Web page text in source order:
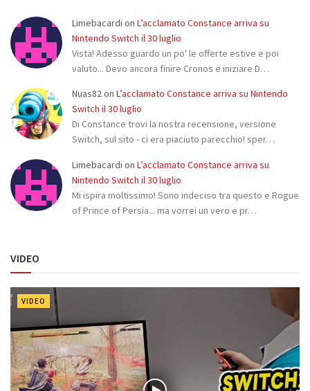
Limebacardi on L’acclamato Constance arriva su
Nintendo Switch il 30 luglio
Vista! Adesso guardo un po' le offerte estive e poi
valuto... Devo ancora finire Cronos e iniziare D…
Nuas82on L’acclamato Constance arriva su Nintendo
Switch il 30 luglio
Di Constance trovi la nostra recensione, versione
Switch, sul sito - ci era piaciuto parecchio! sper…
Limebacardi on L’acclamato Constance arriva su
Nintendo Switch il 30 luglio
Mi ispira moltissimo! Sono indeciso tra questo e Rogue
of Prince of Persia... ma vorrei un vero e pr…
VIDEO
VIDEO